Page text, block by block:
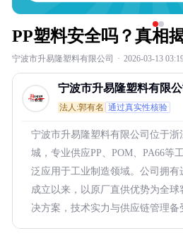
PP塑料安全吗？真相
宁波市升易隆塑料有限公司 · 2026-03-13
宁波市升易隆塑料有限公
法人:郭有名 通过真实性核验
宁波市升易隆塑料有限公司位于
城，专业供应PP、POM、PA66等
泛应用于工业制造领域。公司拥有
成立以来，以原厂直供优势为全
决方案，技术实力与供应链管理备